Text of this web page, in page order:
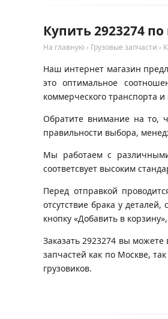
Купить 2923274
На главную › Грузовые запчасти ›
Наш интернет магазин
это оптимальное
коммерческого транспорта
Обратите внимание на то,
правильности выбора,
Мы работаем с различными
соответсвует высоким
Перед отправкой
отсутствие брака у
кнопку «Добавить в
Заказать 2923274 вы
запчастей как по Москве,
грузовиков.